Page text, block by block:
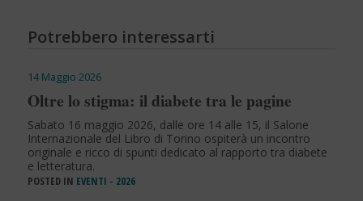
Potrebbero interessarti
14 Maggio 2026
Oltre lo stigma: il diabete tra le pagine
Sabato 16 maggio 2026, dalle ore 14 alle 15, il Salone
Internazionale del Libro di Torino ospiterà un incontro
originale e ricco di spunti dedicato al rapporto tra diabete
e letteratura.
POSTED IN EVENTI - 2026